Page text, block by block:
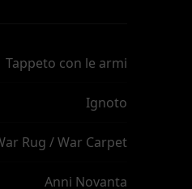
Tappeto con le armi
Ignoto
Rug / War Carpet
Anni Novanta